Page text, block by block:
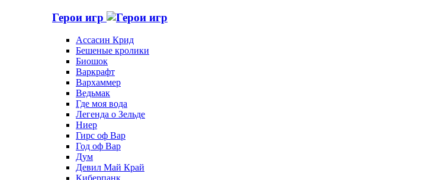
Герои игр
Ассасин Крид
Бешеные кролики
Биошок
Варкрафт
Вархаммер
Ведьмак
Где моя вода
Легенда о Зельде
Ниер
Гирс оф Вар
Год оф Вар
Дум
Девил Май Край